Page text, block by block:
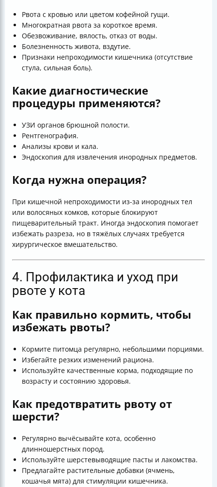
Рвота с кровью или цветом кофейной гущи.
Многократная рвота за короткое время.
Обезвоживание, вялость, отказ от воды.
Болезненность живота, вздутие.
Признаки непроходимости кишечника (отсутствие
стула, сильная боль).
Какие диагностические
процедуры применяются?
УЗИ органов брюшной полости.
Рентгенография.
Анализы крови и кала.
Эндоскопия для извлечения инородных предметов.
Когда нужна операция?
При кишечной непроходимости из-за инородных тел
или волосяных комков, которые блокируют
пищеварительный тракт. Иногда эндоскопия помогает
избежать разреза, но в тяжёлых случаях требуется
хирургическое вмешательство.
4. Профилактика и уход при
рвоте у кота
Как правильно кормить, чтобы
избежать рвоты?
Кормите питомца регулярно, небольшими порциями.
Избегайте резких изменений рациона.
Используйте качественные корма, подходящие по
возрасту и состоянию здоровья.
Как предотвратить рвоту от
шерсти?
Регулярно вычёсывайте кота, особенно
длинношерстных пород.
Используйте шерстевыводящие пасты и лакомства.
Предлагайте растительные добавки (ячмень,
кошачья мята) для стимуляции кишечника.